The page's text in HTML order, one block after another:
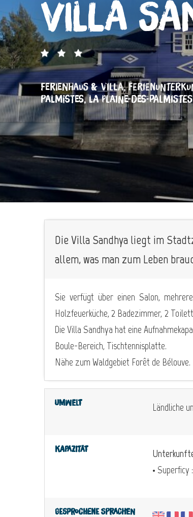
Villa
FERIENHAUS & VILLA,
PALMISTES, LA PLAINE-DES-PALMISTES
Die Villa Sandhya liegt im
allem, was man zum Leben
Sie verfügt über einen Salon,
Holzfeuerküche, 2 Badezimmer, 2
Die Villa Sandhya hat eine
Boule-Bereich, Tischtennisplatte.
Nähe zum Waldgebiet Forêt de Bélouve.
Umwelt Ländliche
Kapazität
• Superficy :
Gesprochene Sprachen